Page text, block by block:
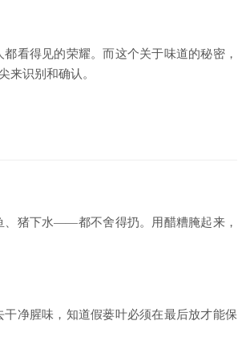
看得见的荣耀。而这个关于味道的秘密，
来识别和确认。
猪下水——都不舍得扔。用醋糟腌起来，
净腥味，知道假蒌叶必须在最后放才能保